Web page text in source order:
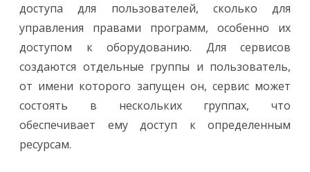
доступа для пользователей, сколько для
управления правами программ, особенно их
доступом к оборудованию. Для сервисов
создаются отдельные группы и пользователь,
от имени которого запущен он, сервис может
состоять в нескольких группах, что
обеспечивает ему доступ к определенным
ресурсам.